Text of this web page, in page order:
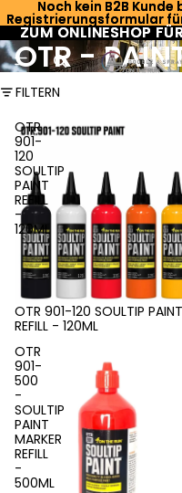
Noch kein B2B Kunde
Registrierungsformular
Noch kein B2B Kunde
Registrierungsformular
ZUM ONLINESHOP
ZUM ONLINESHOP
OTR -
FILTERN
OTR
901-
120
SOULTIP
PAINT
REFILL
-
120ML
OTR 901-120 SOULTIP PAINT
REFILL - 120ML
OTR
901-
500
-
SOULTIP
PAINT
MARKER
REFILL
-
500ML